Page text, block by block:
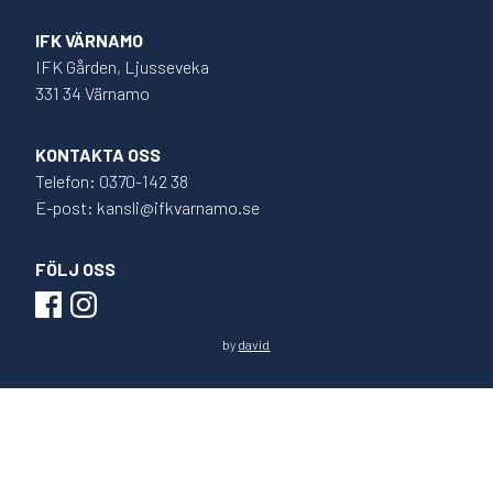
IFK VÄRNAMO
IFK Gården, Ljusseveka
331 34 Värnamo
KONTAKTA OSS
Telefon: 0370-142 38
E-post: kansli@ifkvarnamo.se
FÖLJ OSS
by david